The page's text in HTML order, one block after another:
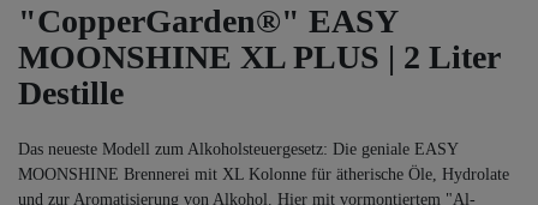
"CopperGarden®" EASY
MOONSHINE XL PLUS | 2 Liter
Destille
Das neueste Modell zum Alkoholsteuergesetz: Die geniale EASY
MOONSHINE Brennerei mit XL Kolonne für ätherische Öle, Hydrolate
und zur Aromatisierung von Alkohol. Hier mit vormontiertem "Al-